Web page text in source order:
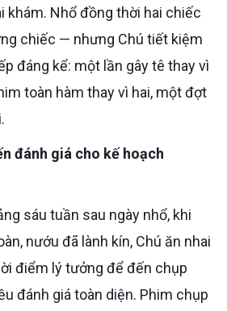
khám. Nhổ đồng thời hai chiếc
chiếc — nhưng Chú tiết kiệm
đáng kể: một lần gây tê thay vì
toàn hàm thay vì hai, một đợt
nướu đã lành kín, Chú ăn nhai
điểm lý tưởng để đến chụp
đánh giá toàn diện. Phim chụp